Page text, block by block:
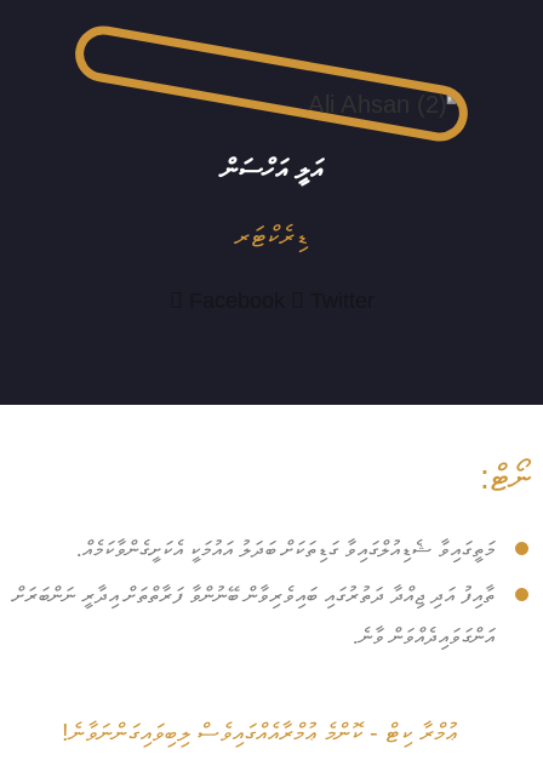
އަލީ އަހްސަން
ޑިރެކްޓަރ
ނޯޓް:
މަތީގައިވާ ޝެޑިއުލްގައިވާ ގަޑިތަކަށް ބަދަލު އައުމަކީ އެކަށީގެންވާކަމެއް.
ތާއިފު އަދި ޖިއްދާ ދަތުރުގައި ބައިވެރިވާން ބޭނުންވާ ފަރާތްތަށް އިދާރީ ނަންބަރަށް
އަންގަވައިދެއްވަން ވާނެ.
ޢުމްރާ ކިޓް - ކޮންމެ ޢުމްރާއެއްގައިވެސް ލިބިވައިގަންނަވާނެ!